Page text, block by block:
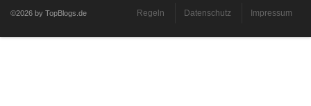
©2026 by TopBlogs.de Regeln Datenschutz Impressum